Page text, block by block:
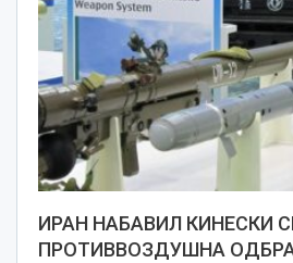
ИРАН НАБАВИЛ КИНЕСКИ
ПРОТИВВОЗДУШНА